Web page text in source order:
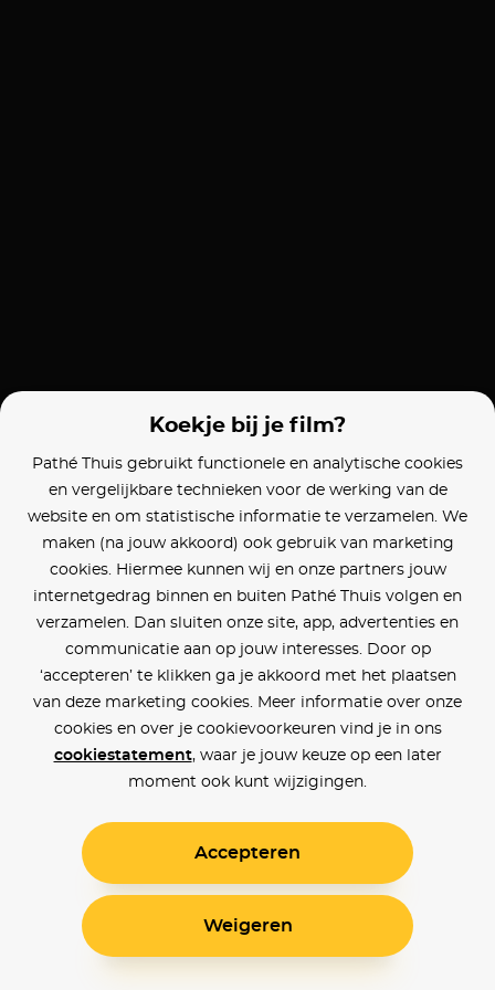
Koekje bij je film?
Pathé Thuis gebruikt functionele en analytische cookies
en vergelijkbare technieken voor de werking van de
website en om statistische informatie te verzamelen. We
maken (na jouw akkoord) ook gebruik van marketing
cookies. Hiermee kunnen wij en onze partners jouw
internetgedrag binnen en buiten Pathé Thuis volgen en
verzamelen. Dan sluiten onze site, app, advertenties en
communicatie aan op jouw interesses. Door op
‘accepteren’ te klikken ga je akkoord met het plaatsen
van deze marketing cookies. Meer informatie over onze
cookies en over je cookievoorkeuren vind je in ons
cookiestatement, waar je jouw keuze op een later
moment ook kunt wijzigingen.
Accepteren
Weigeren